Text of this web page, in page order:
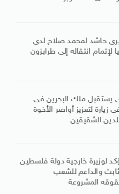
حاشد لمحمد صلاح لدى
لإتمام انتقاله إلى طرابزون
يستقبل ملك البحرين فى
زيارة لتعزيز أواصر الأخوة
الشقيقين
لوزيرة خارجية دولة فلسطين
والداعم للشعب
المشروعة